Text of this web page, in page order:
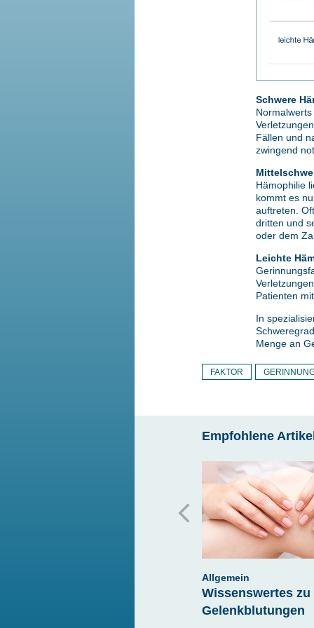
Schwere
Fällen und
zwingend
Hämophilie
kommt es
auftreten.
dritten und
oder dem
Leichte
Patienten
In
Menge an
FAKTOR
Empfohlene
Allgemein
Wissenswertes zu
Gelenkblutungen